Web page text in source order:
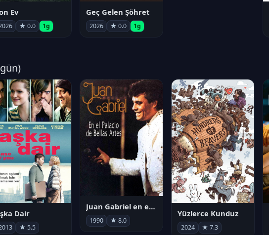
Ev
★ 0.0 1g
Geç Gelen Şöhret
2026 ★ 0.0 1g
Dair
★ 5.5
Juan Gabriel en el Palacio de Bellas Artes
1990 ★ 8.0
Yüzlerce Kunduz
2024 ★ 7.3